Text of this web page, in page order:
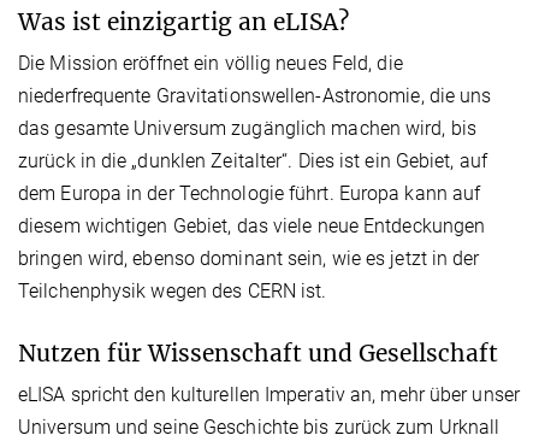
Was ist einzigartig an eLISA?
Die Mission eröffnet ein völlig neues Feld, die
niederfrequente Gravitationswellen-Astronomie, die uns
das gesamte Universum zugänglich machen wird, bis
zurück in die „dunklen Zeitalter“. Dies ist ein Gebiet, auf
dem Europa in der Technologie führt. Europa kann auf
diesem wichtigen Gebiet, das viele neue Entdeckungen
bringen wird, ebenso dominant sein, wie es jetzt in der
Teilchenphysik wegen des CERN ist.
Nutzen für Wissenschaft und Gesellschaft
eLISA spricht den kulturellen Imperativ an, mehr über unser
Universum und seine Geschichte bis zurück zum Urknall